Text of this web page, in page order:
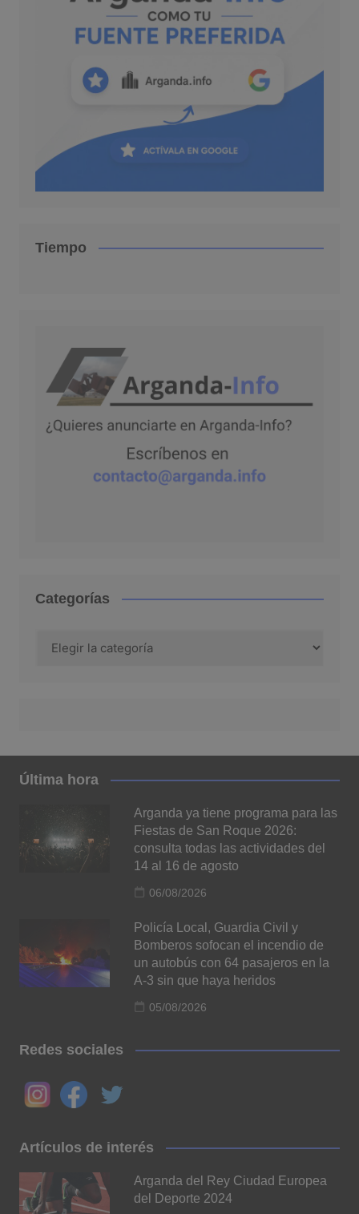
Tiempo
Categorías
Última hora
Arganda ya tiene programa para las
Fiestas de San Roque 2026:
consulta todas las actividades del
14 al 16 de agosto
06/08/2026
Policía Local, Guardia Civil y
Bomberos sofocan el incendio de
un autobús con 64 pasajeros en la
A-3 sin que haya heridos
05/08/2026
Redes sociales
Artículos de interés
Arganda del Rey Ciudad Europea
del Deporte 2024